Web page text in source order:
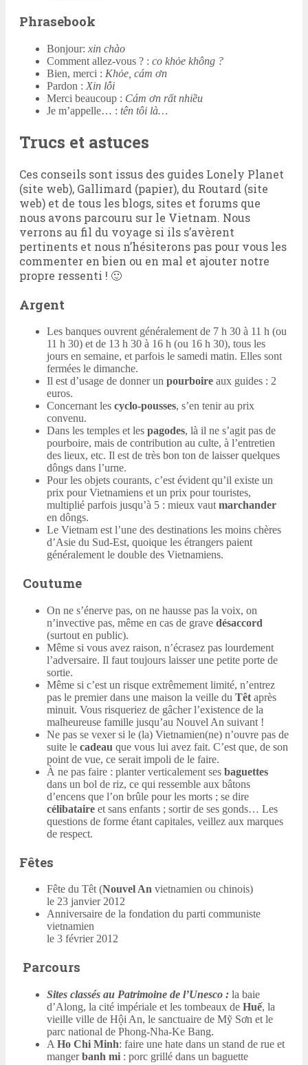
Phrasebook
Bonjour: xin chào
Comment allez-vous ? : co khỏe không ?
Bien, merci : Khỏe, cám ơn
Pardon : Xin lỗi
Merci beaucoup : Cám ơn rất nhiều
Je m’appelle… : tên tôi là…
Trucs et astuces
Ces conseils sont issus des guides Lonely Planet
(site web), Gallimard (papier), du Routard (site
web) et de tous les blogs, sites et forums que
nous avons parcouru sur le Vietnam. Nous
verrons au fil du voyage si ils s’avèrent
pertinents et nous n’hésiterons pas pour vous les
commenter en bien ou en mal et ajouter notre
propre ressenti ! 🙂
Argent
Les banques ouvrent généralement de 7 h 30 à 11 h (ou
11 h 30) et de 13 h 30 à 16 h (ou 16 h 30), tous les
jours en semaine, et parfois le samedi matin. Elles sont
fermées le dimanche.
Il est d’usage de donner un pourboire aux guides : 2
euros.
Concernant les cyclo-pousses, s’en tenir au prix
convenu.
Dans les temples et les pagodes, là il ne s’agit pas de
pourboire, mais de contribution au culte, à l’entretien
des lieux, etc. Il est de très bon ton de laisser quelques
dôngs dans l’urne.
Pour les objets courants, c’est évident qu’il existe un
prix pour Vietnamiens et un prix pour touristes,
multiplié parfois jusqu’à 5 : mieux vaut marchander
en dôngs.
Le Vietnam est l’une des destinations les moins chères
d’Asie du Sud-Est, quoique les étrangers paient
généralement le double des Vietnamiens.
Coutume
On ne s’énerve pas, on ne hausse pas la voix, on
n’invective pas, même en cas de grave désaccord
(surtout en public).
Même si vous avez raison, n’écrasez pas lourdement
l’adversaire. Il faut toujours laisser une petite porte de
sortie.
Même si c’est un risque extrêmement limité, n’entrez
pas le premier dans une maison la veille du Têt après
minuit. Vous risqueriez de gâcher l’existence de la
malheureuse famille jusqu’au Nouvel An suivant !
Ne pas se vexer si le (la) Vietnamien(ne) n’ouvre pas de
suite le cadeau que vous lui avez fait. C’est que, de son
point de vue, ce serait impoli de le faire.
À ne pas faire : planter verticalement ses baguettes
dans un bol de riz, ce qui ressemble aux bâtons
d’encens que l’on brûle pour les morts ; se dire
célibataire et sans enfants ; sortir de ses gonds… Les
questions de forme étant capitales, veillez aux marques
de respect.
Fêtes
Fête du Têt (Nouvel An vietnamien ou chinois)
le 23 janvier 2012
Anniversaire de la fondation du parti communiste
vietnamien
le 3 février 2012
Parcours
Sites classés au Patrimoine de l’Unesco : la baie
d’Along, la cité impériale et les tombeaux de Huế, la
vieille ville de Hội An, le sanctuaire de Mỹ Sơn et le
parc national de Phong-Nha-Ke Bang.
A Ho Chi Minh: faire une hate dans un stand de rue et
mangerbanh mi : porc grillé dans un baguette